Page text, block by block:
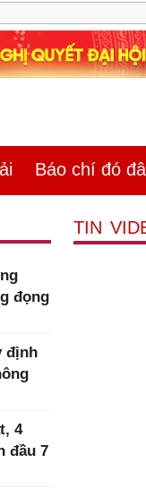
Báo chí đó
đọng
định
4
đầu 7
TIN